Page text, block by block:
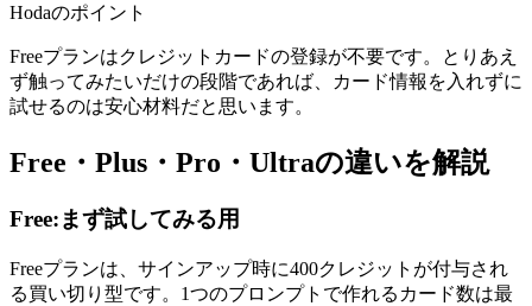
Hodaのポイント
Freeプランはクレジットカードの登録が不要です。とりあえ
ず触ってみたいだけの段階であれば、カード情報を入れずに
試せるのは安心材料だと思います。
Free・Plus・Pro・Ultraの違いを解説
Free:まず試してみる用
Freeプランは、サインアップ時に400クレジットが付与され
る買い切り型です。1つのプロンプトで作れるカード数は最